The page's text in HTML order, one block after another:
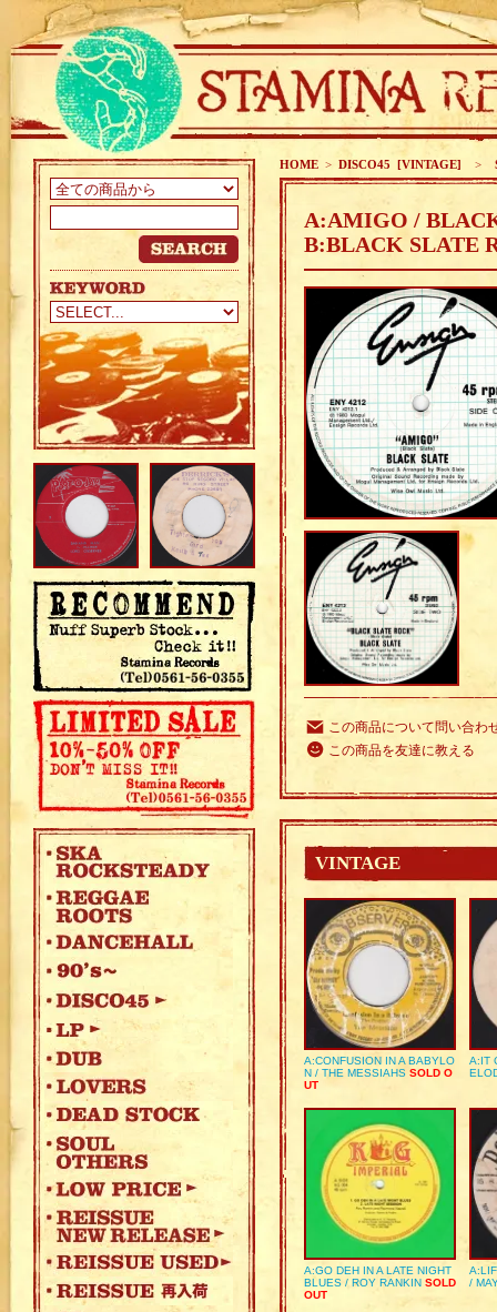
HOME > DISCO45 [VINTAGE] >
A:AMIGO /
B:BLACK SLATE
この商品について問い合わ
この商品を友達に教える
VINTAGE
A:CONFUSION IN A BABYLO
N / THE MESSIAHS SOLD O
UT
A:IT
A:GO DEH IN A LATE NIGHT
BLUES / ROY RANKIN SOLD
OUT
/